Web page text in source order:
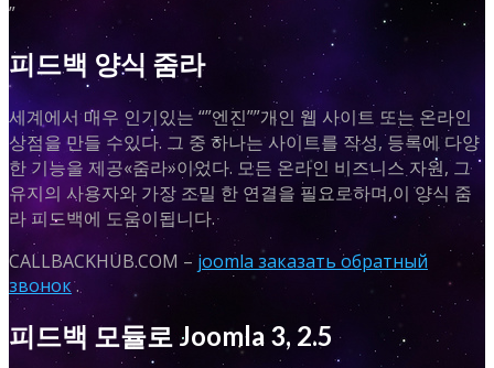
”
피드백 양식 줌라
세계에서 매우 인기있는 “”엔진””개인 웹 사이트 또는 온라인
상점을 만들 수있다. 그 중 하나는 사이트를 작성, 등록에 다양
한 기능을 제공«줌라»이었다. 모든 온라인 비즈니스 자원, 그
유지의 사용자와 가장 조밀 한 연결을 필요로하며,이 양식 줌
라 피드백에 도움이됩니다.
CALLBACKHUB.COM – joomla заказать обратный
звонок.
피드백 모듈로 Joomla 3, 2.5